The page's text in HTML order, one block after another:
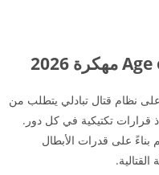
نظام قتال تبادلي يتطلب من
قرارات تكتيكية في كل دور.
بناءً على قدرات الأبطال